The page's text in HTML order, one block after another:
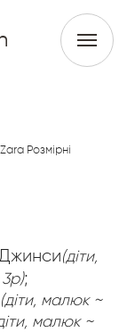
Zara Розмірні
(діти,
;
(діти, малюк ~
малюк ~